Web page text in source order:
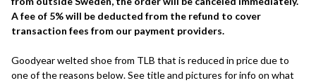
A fee of 5% will be deducted from the refund to cover
transaction fees from our payment providers.
Goodyear welted shoe from TLB that is reduced in price due to
one of the reasons below. See title and pictures for info on what